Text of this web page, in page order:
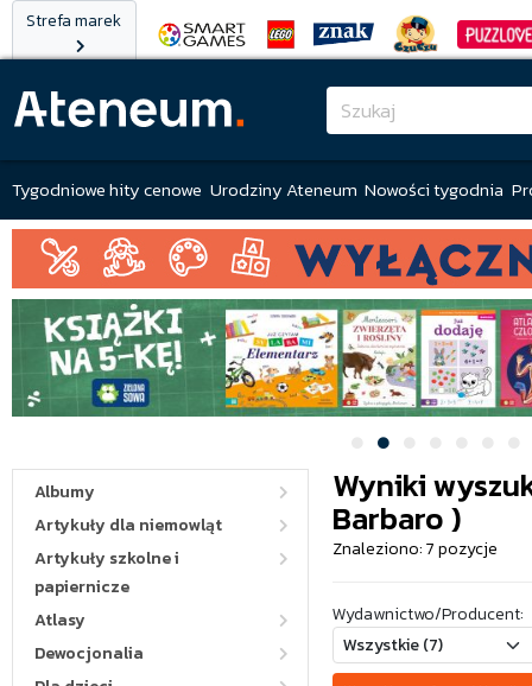
Strefa marek
Tygodniowe hity cenowe Urodziny Ateneum Nowości tygodnia
Albumy
Artykuły dla niemowląt
Artykuły szkolne i
papiernicze
Atlasy
Dewocjonalia
Wyniki
Barbaro )
Znaleziono: 7 pozycje
Wydawnictwo/Producent: